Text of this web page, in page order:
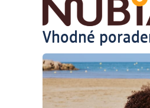
Vhodné